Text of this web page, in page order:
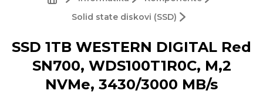
Solid state diskovi (SSD)
SSD 1TB WESTERN DIGITAL Red
SN700, WDS100T1R0C, M,2
NVMe, 3430/3000 MB/s